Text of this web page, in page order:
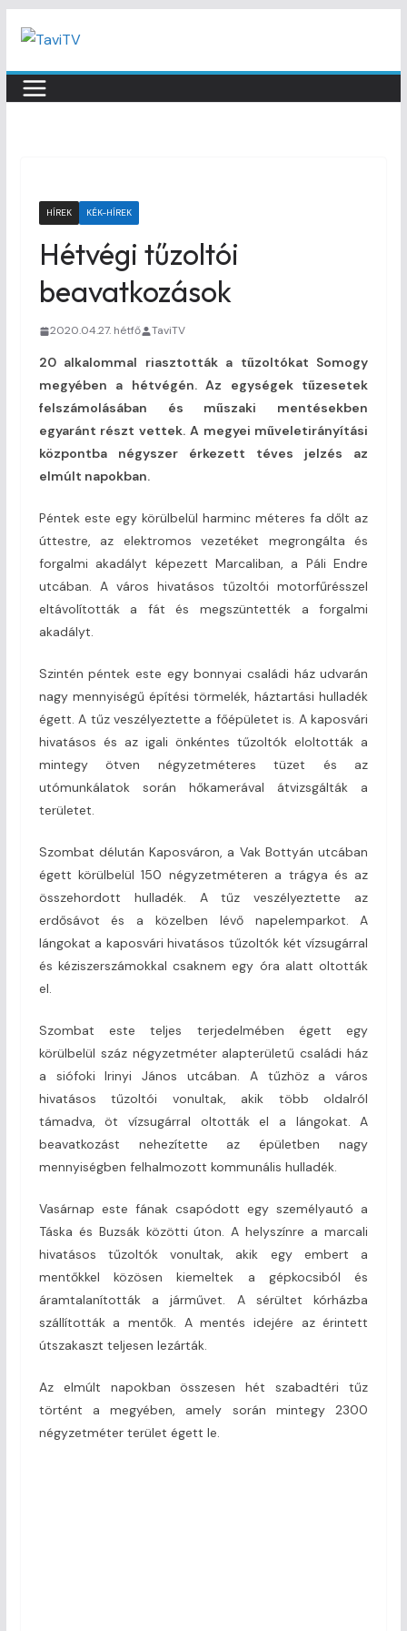
content
HÍREK KÉK-HÍREK
Hétvégi tűzoltói
beavatkozások
2020.04.27. hétfő TaviTV
20 alkalommal riasztották a tűzoltókat Somogy
megyében a hétvégén. Az egységek tűzesetek
felszámolásában és műszaki mentésekben
egyaránt részt vettek. A megyei műveletirányítási
központba négyszer érkezett téves jelzés az
elmúlt napokban.
Péntek este egy körülbelül harminc méteres fa dőlt az
úttestre, az elektromos vezetéket megrongálta és
forgalmi akadályt képezett Marcaliban, a Páli Endre
utcában. A város hivatásos tűzoltói motorfűrésszel
eltávolították a fát és megszüntették a forgalmi
akadályt.
Szintén péntek este egy bonnyai családi ház udvarán
nagy mennyiségű építési törmelék, háztartási hulladék
égett. A tűz veszélyeztette a főépületet is. A kaposvári
hivatásos és az igali önkéntes tűzoltók eloltották a
mintegy ötven négyzetméteres tüzet és az
utómunkálatok során hőkamerával átvizsgálták a
területet.
Szombat délután Kaposváron, a Vak Bottyán utcában
égett körülbelül 150 négyzetméteren a trágya és az
összehordott hulladék. A tűz veszélyeztette az
erdősávot és a közelben lévő napelemparkot. A
lángokat a kaposvári hivatásos tűzoltók két vízsugárral
és kéziszerszámokkal csaknem egy óra alatt oltották
el.
Szombat este teljes terjedelmében égett egy
körülbelül száz négyzetméter alapterületű családi ház
a siófoki Irinyi János utcában. A tűzhöz a város
hivatásos tűzoltói vonultak, akik több oldalról
támadva, öt vízsugárral oltották el a lángokat. A
beavatkozást nehezítette az épületben nagy
mennyiségben felhalmozott kommunális hulladék.
Vasárnap este fának csapódott egy személyautó a
Táska és Buzsák közötti úton. A helyszínre a marcali
hivatásos tűzoltók vonultak, akik egy embert a
mentőkkel közösen kiemeltek a gépkocsiból és
áramtalanították a járművet. A sérültet kórházba
szállították a mentők. A mentés idejére az érintett
útszakaszt teljesen lezárták.
Az elmúlt napokban összesen hét szabadtéri tűz
történt a megyében, amely során mintegy 2300
négyzetméter terület égett le.